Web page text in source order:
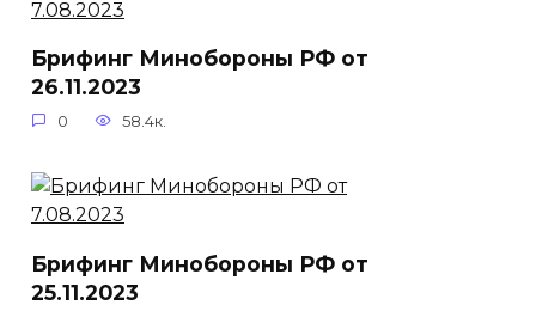
Брифинг Минобороны РФ от
26.11.2023
0 58.4к.
Брифинг Минобороны РФ от
25.11.2023